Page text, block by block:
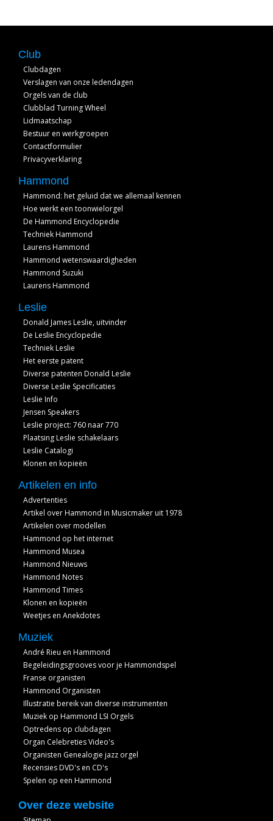
Club
Clubdagen
Verslagen van onze ledendagen
Orgels van de club
Clubblad Turning Wheel
Lidmaatschap
Bestuur en werkgroepen
Contactformulier
Privacyverklaring
Hammond
Hammond: het geluid dat we allemaal kennen
Hoe werkt een toonwielorgel
De Hammond Encyclopedie
Techniek Hammond
Laurens Hammond
Hammond wetenswaardigheden
Hammond Suzuki
Laurens Hammond
Leslie
Donald James Leslie, uitvinder
De Leslie Encyclopedie
Techniek Leslie
Het eerste patent
Diverse patenten Donald Leslie
Diverse Leslie Specificaties
Leslie Info
Jensen Speakers
Leslie project: 760 naar 770
Plaatsing Leslie schakelaars
Leslie Catalogi
Klonen en kopieën
Artikelen en info
Advertenties
Artikel over Hammond in Musicmaker uit 1978
Artikelen over modellen
Hammond op het internet
Hammond Musea
Hammond Nieuws
Hammond Notes
Hammond Times
Klonen en kopieën
Weetjes en Anekdotes
Muziek
André Rieu en Hammond
Begeleidingsgrooves voor je Hammondspel
Franse organisten
Hammond Organisten
Illustratie bereik van diverse instrumenten
Muziek op Hammond LSI Orgels
Optredens op clubdagen
Organ Celebreties Video's
Organisten Genealogie jazz orgel
Recensies DVD's en CD's
Spelen op een Hammond
Over deze website